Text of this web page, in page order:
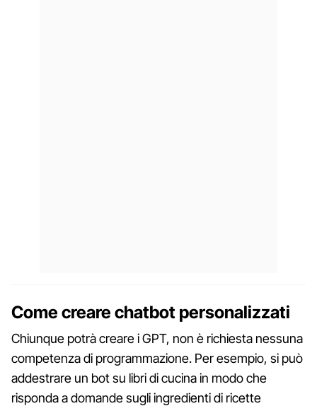
Come creare chatbot personalizzati
Chiunque potrà creare i GPT, non è richiesta nessuna
competenza di programmazione. Per esempio, si può
addestrare un bot su libri di cucina in modo che
risponda a domande sugli ingredienti di ricette